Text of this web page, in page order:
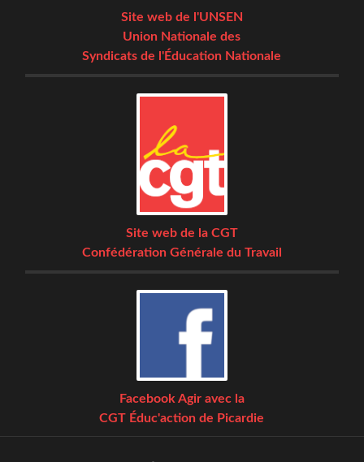
Site web de l'UNSEN
Union Nationale des
Syndicats de l'Éducation Nationale
Site web de la CGT
Confédération Générale du Travail
Facebook Agir avec la
CGT Éduc'action de Picardie